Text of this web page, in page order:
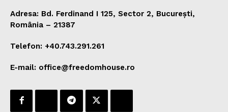
Adresa: Bd. Ferdinand I 125, Sector 2, București,
România – 21387
Telefon: +40.743.291.261
E-mail: office@freedomhouse.ro